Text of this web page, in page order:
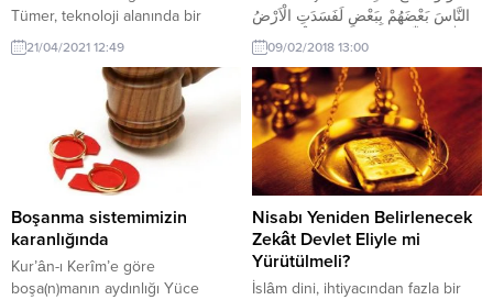
Tümer, teknoloji alanında bir
unicorn şirketine sahip olan ilk
kadın CEO olmayı hedefliyor.
21/04/2021 12:49
النَّاسَ بَعْضَهُمْ بِبَعْضٍ لَفَسَدَتِ الْاَرْضُ
وَلٰكِنَّ اللّٰهَ ذُو فَضْلٍ عَلَى الْعَالَم۪ينَ
“Eğer Allah’ın, insanların bir
kısmının şerrini diğer kısmının
eliyle gidermeseydi yeryüzünde
düzen bozulur, yaşanılmaz hale
gelirdi. Fakat Allah bütün
yaratıklar için büyük bir lütuf ve
inayet sahibidir.” buyurmuştur.
Hac Suresinin...
09/02/2018 13:00
Boşanma sistemimizin
karanlığında
Kur’ân-ı Kerîm’e göre
boşa(n)manın aydınlığı Yüce
Nisabı Yeniden Belirlenecek
Zekât Devlet Eliyle mi
Yürütülmeli?
İslâm dini, ihtiyacından fazla bir